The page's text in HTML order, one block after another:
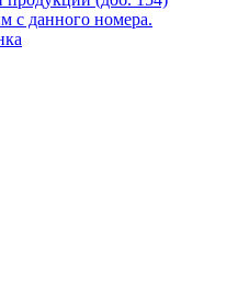
с данного номера.